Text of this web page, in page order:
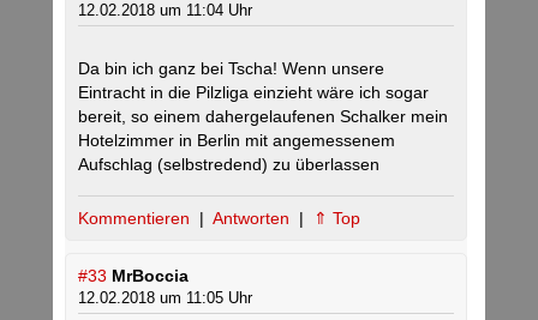
12.02.2018 um 11:04 Uhr
Da bin ich ganz bei Tscha! Wenn unsere
Eintracht in die Pilzliga einzieht wäre ich sogar
bereit, so einem dahergelaufenen Schalker mein
Hotelzimmer in Berlin mit angemessenem
Aufschlag (selbstredend) zu überlassen
Kommentieren | Antworten | ⇑ Top
#33 MrBoccia
12.02.2018 um 11:05 Uhr